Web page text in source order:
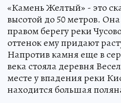
«Камень Желтый» - это
высотой до 50 метров.
правом берегу реки
оттенок ему придают
Напротив камня еще в
века стояла деревня
месте у впадения реки
находится большая